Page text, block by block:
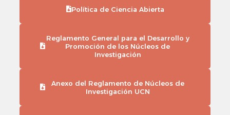
Política de Ciencia Abierta
Reglamento General para el Desarrollo y
Promoción de los Núcleos de
Investigación
Anexo del Reglamento de Núcleos de
Investigación UCN